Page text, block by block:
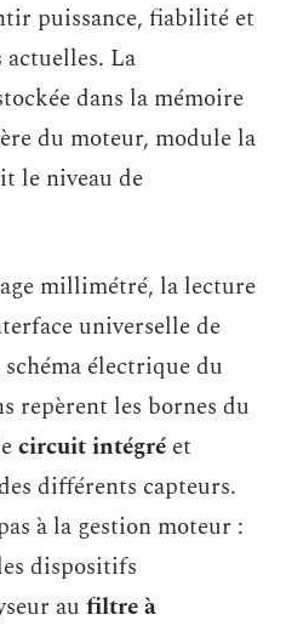
puissance, fiabilité et
La
dans la mémoire
du moteur, module la
le niveau de
millimétré, la lecture
universelle de
électrique du
repèrent les bornes du
circuit intégré et
différents capteurs.
à la gestion moteur :
dispositifs
au filtre à